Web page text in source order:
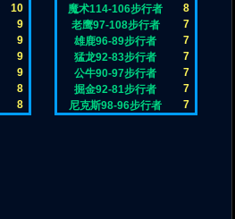
10
9
9
9
9
8
8
魔术114-106步行者
8
老鹰97-108步行者
7
雄鹿96-89步行者
7
猛龙92-83步行者
7
公牛90-97步行者
7
掘金92-81步行者
7
尼克斯98-96步行者
7